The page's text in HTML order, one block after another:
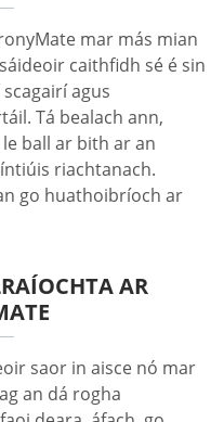
mar más mian
caithfidh sé é sin
agus
Tá bealach ann,
ball ar bith ar an
riachtanach.
go huathoibríoch ar
AR
saor in aisce nó mar
an dá rogha